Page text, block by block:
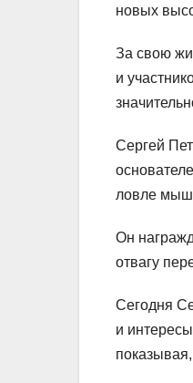
новых
За свою
и
Сергей
ловле
Он
отвагу
Сегодня
и